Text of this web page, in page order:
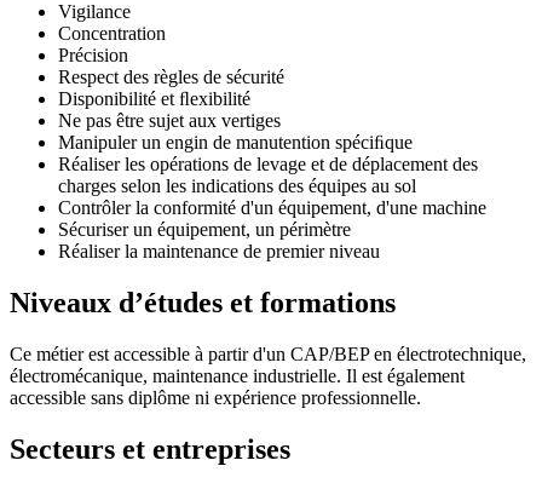
Vigilance
Concentration
Précision
Respect des règles de sécurité
Disponibilité et ﬂexibilité
Ne pas être sujet aux vertiges
Manipuler un engin de manutention spéciﬁque
Réaliser les opérations de levage et de déplacement des
charges selon les indications des équipes au sol
Contrôler la conformité d'un équipement, d'une machine
Sécuriser un équipement, un périmètre
Réaliser la maintenance de premier niveau
Niveaux d’études et formations
Ce métier est accessible à partir d'un CAP/BEP en électrotechnique,
électromécanique, maintenance industrielle. Il est également
accessible sans diplôme ni expérience professionnelle.
Secteurs et entreprises